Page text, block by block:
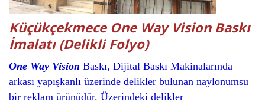
Küçükçekmece One Way Vision Baskı
İmalatı (Delikli Folyo)
One Way Vision Baskı, Dijital Baskı Makinalarında
arkası yapışkanlı üzerinde delikler bulunan naylonumsu
bir reklam ürünüdür. Üzerindeki delikler